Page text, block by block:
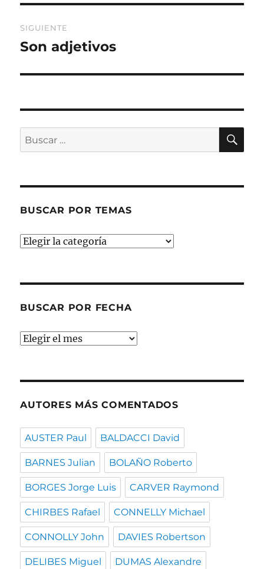
SIGUIENTE
Entrada
Son adjetivos
Buscar
por:
BUSCAR POR TEMAS
Buscar
BUSCAR POR FECHA
Buscar
AUTORES MÁS COMENTADOS
AUSTER Paul BALDACCI David
BARNES Julian BOLAÑO Roberto
BORGES Jorge Luis CARVER Raymond
CHIRBES Rafael CONNELLY Michael
CONNOLLY John DAVIES Robertson
DELIBES Miguel DUMAS Alexandre